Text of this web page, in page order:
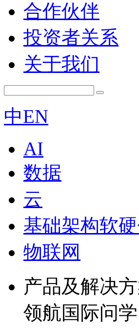
合作伙伴
投资者关系
关于我们
中EN
AI
数据
云
基础架构软
物联网
产品及解决
领航国际问学